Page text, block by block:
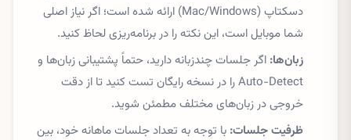
دسکتاپ (Mac/Windows) ارائه شده است؛ اگر نیاز اصلی
شما موبایل است، این نکته را در برنامه‌ریزی لحاظ کنید.
زبان‌ها: اگر جلسات چندزبانه دارید، حتماً پشتیبانی زبان‌ها و
Auto-Detect را در نسخه رایگان تست کنید تا از دقت
خروجی در زبان‌های مختلف مطمئن شوید.
ظرفیت جلسات: با توجه به تعداد جلسات ماهانه خود، بین